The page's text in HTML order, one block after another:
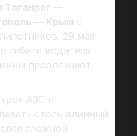
Таганрог —
— Крым с
29 мая
гибели водителя
продолжают
АЗС и
столь длинный
сложной